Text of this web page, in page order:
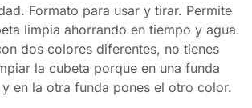
Formato para usar y tirar. Permite
limpia ahorrando en tiempo y agua.
dos colores diferentes, no tienes
la cubeta porque en una funda
en la otra funda pones el otro color.